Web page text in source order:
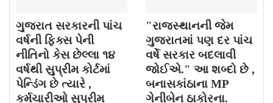
ગુજરાત સરકારની પાંચ
વર્ષની ફિક્સ પેની
નીતિનો કેસ છેલ્લા ૧૪
વર્ષથી સુપ્રીમ કોર્ટમાં
પેન્ડિંગ છે ત્યારે ,
કર્મચારીઓ સુપ્રીમ
"રાજસ્થાનની જેમ
ગુજરાતમાં પણ દર પાંચ
વર્ષે સરકાર બદલાવી
જોઈએ." આ શબ્દો છે ,
બનાસકાંઠાના MP
ગેનીબેન ઠાકોરના.